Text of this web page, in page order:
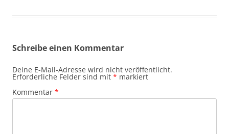
Schreibe einen Kommentar
Deine E-Mail-Adresse wird nicht veröffentlicht.
Erforderliche Felder sind mit * markiert
Kommentar *